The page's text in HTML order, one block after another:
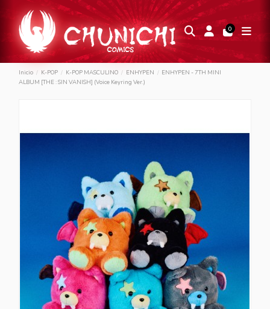
0
Inicio K-POP K-POP MASCULINO ENHYPEN
ENHYPEN - 7TH MINI
ALBUM [THE : SIN VANISH] (Voice Keyring Ver.)